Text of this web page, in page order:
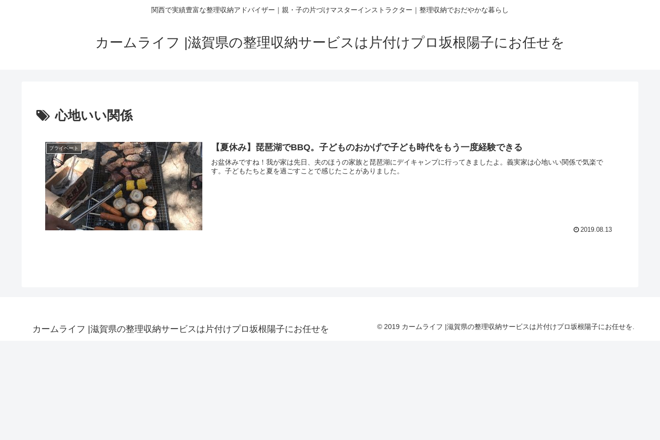
関西で実績豊富な整理収納アドバイザー｜親・子の片づけマスターインストラクター｜整理収納でおだやかな暮らし
カームライフ |滋賀県の整理収納サービスは片付けプロ坂根陽子にお任せを
心地いい関係
プライベート 【夏休み】琵琶湖でBBQ。子どものおかげで子ども時代をもう一度経験できる
お盆休みですね！我が家は先日、夫のほうの家族と琵琶湖にデイキャンプに行ってきましたよ。義実家は心地いい関係で気楽で
す。子どもたちと夏を過ごすことで感じたことがありました。
2019.08.13
カームライフ |滋賀県の整理収納サービスは片付けプロ坂根陽子にお任せを © 2019 カームライフ |滋賀県の整理収納サービスは片付けプロ坂根陽子にお任せを.